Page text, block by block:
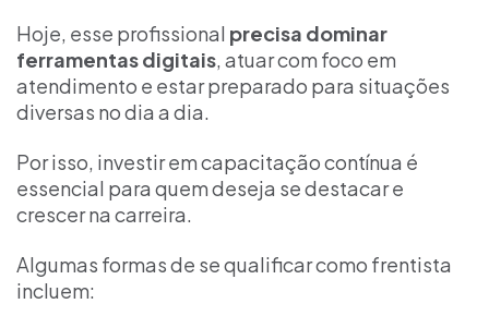
Hoje, esse profissional precisa dominar
ferramentas digitais, atuar com foco em
atendimento e estar preparado para situações
diversas no dia a dia.
Por isso, investir em capacitação contínua é
essencial para quem deseja se destacar e
crescer na carreira.
Algumas formas de se qualificar como frentista
incluem: